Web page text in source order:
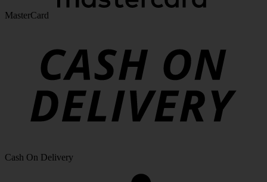
MasterCard
Cash On Delivery